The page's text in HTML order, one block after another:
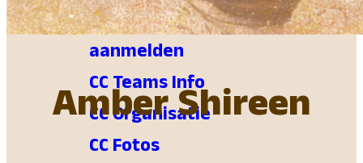
CC Info &
aanmelden
CC Teams Info
CC Organisatie
CC Fotos
Amber Shireen